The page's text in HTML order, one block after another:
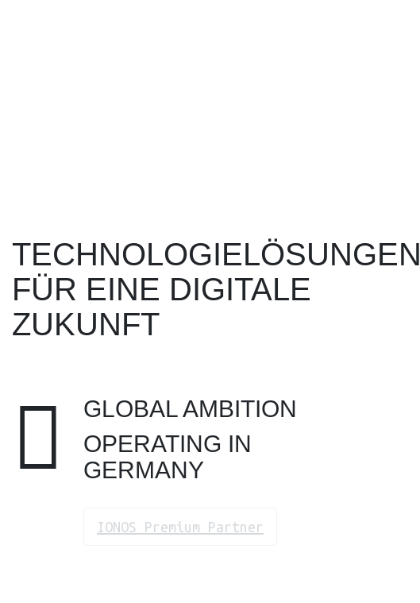
TECHNOLOGIELÖSUNGEN
FÜR EINE DIGITALE
ZUKUNFT
icon
icon-
GLOBAL AMBITION
OPERATING IN
GERMANY
IONOS Premium Partner